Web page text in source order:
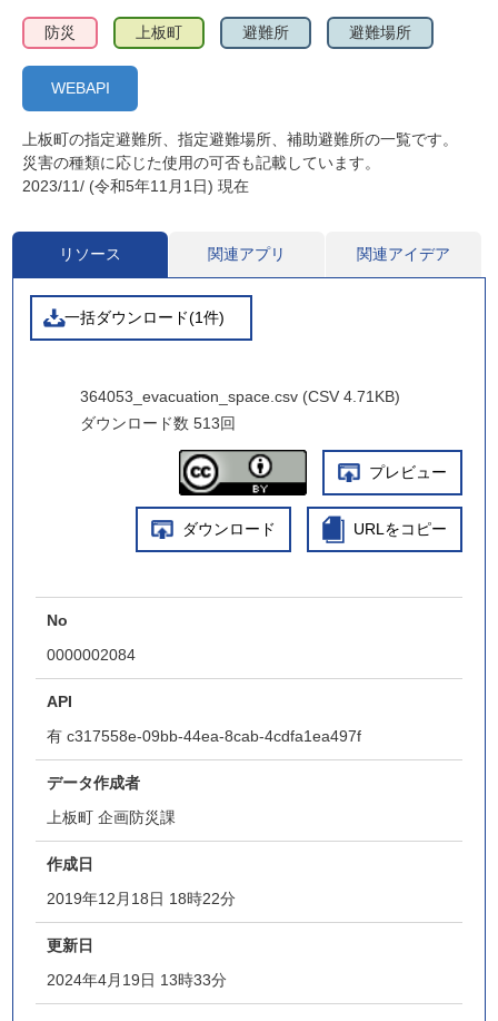
防災 上板町 避難所 避難場所
WEBAPI
上板町の指定避難所、指定避難場所、補助避難所の一覧です。
災害の種類に応じた使用の可否も記載しています。
2023/11/ (令和5年11月1日) 現在
リソース 関連アプリ 関連アイデア
一括ダウンロード(1件)
364053_evacuation_space.csv (CSV 4.71KB)
ダウンロード数 513回
プレビュー
ダウンロード URLをコピー
No
0000002084
API
有 c317558e-09bb-44ea-8cab-4cdfa1ea497f
データ作成者
上板町 企画防災課
作成日
2019年12月18日 18時22分
更新日
2024年4月19日 13時33分